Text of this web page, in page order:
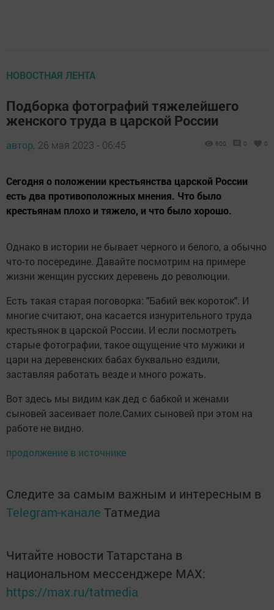
НОВОСТНАЯ ЛЕНТА
Подборка фотографий тяжелейшего
женского труда в царской России
автор, 26 мая 2023 - 06:45 600 0 0
Сегодня о положении крестьянства царской России
есть два противоположных мнения. Что было
крестьянам плохо и тяжело, и что было хорошо.
Однако в истории не бывает черного и белого, а обычно
что-то посередине. Давайте посмотрим на примере
жизни женщин русских деревень до революции.
Есть такая старая поговорка: "Бабий век короток". И
многие считают, она касается изнурительного труда
крестьянок в царской России. И если посмотреть
старые фотографии, такое ощущение что мужики и
цари на деревенских бабах буквально ездили,
заставляя работать везде и много рожать.
Вот здесь мы видим как дед с бабкой и женами
сыновей засеивает поле.Самих сыновей при этом на
работе не видно.
продолжение в источнике
Следите за самым важным и интересным в
Telegram-канале Татмедиа
Читайте новости Татарстана в
национальном мессенджере MАХ:
https://max.ru/tatmedia